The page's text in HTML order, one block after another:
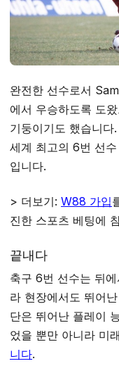
완전한 선수로서
에서 우승하도록 도
기둥이기도 했습니
세계 최고의 6번 선
입니다.
> 더보기: W88 가입
진한 스포츠 베팅에
끝내다
축구 6번 선수는 뒤
라 현장에서도 뛰어
단은 뛰어난 플레이
었을 뿐만 아니라 미
니다.